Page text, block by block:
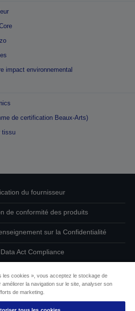
impact environnemental
de certification Beaux-Arts)
tissu
du fournisseur
de conformité des produits
sur la Confidentialité
Act Compliance
sur les cookies
les cookies », vous acceptez le stockage de
la navigation sur le site, analyser son
de marketing.